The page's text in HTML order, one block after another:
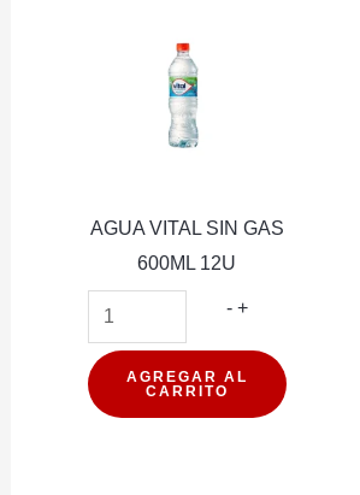
AGUA VITAL SIN GAS
600ML 12U
- AGUA
SIN
GAS
+
AGREGAR AL
CARRITO